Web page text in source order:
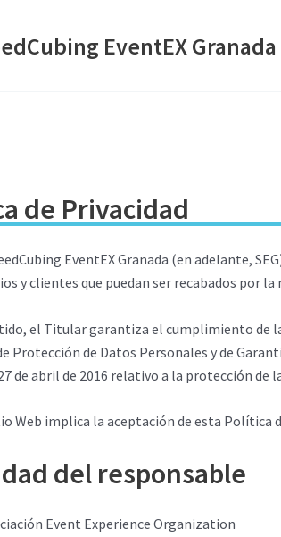
EventEX Granada
de Privacidad
EventEX Granada (en adelante,
y clientes que puedan ser recabados por
el Titular garantiza el cumplimiento de
Protección de Datos Personales y de
de abril de 2016 relativo a la protección de
Web implica la aceptación de esta Política
del responsable
Event Experience Organization